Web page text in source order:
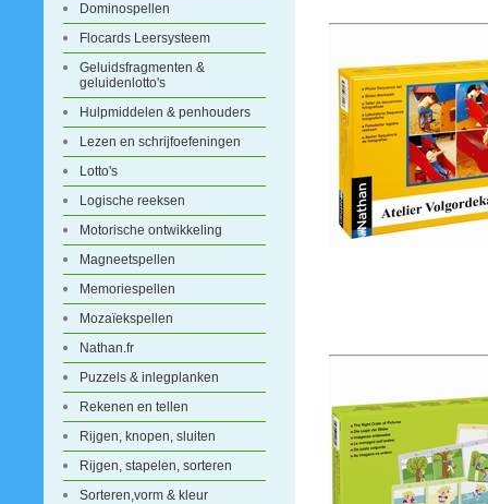
Dominospellen
Flocards Leersysteem
Geluidsfragmenten &
geluidenlotto's
Hulpmiddelen & penhouders
Lezen en schrijfoefeningen
Lotto's
Logische reeksen
Motorische ontwikkeling
Magneetspellen
Memoriespellen
Mozaïekspellen
Nathan.fr
Puzzels & inlegplanken
Rekenen en tellen
Rijgen, knopen, sluiten
Rijgen, stapelen, sorteren
Sorteren,vorm & kleur